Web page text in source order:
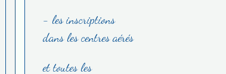
- les inscriptions
dans les centres aérés
et toutes les